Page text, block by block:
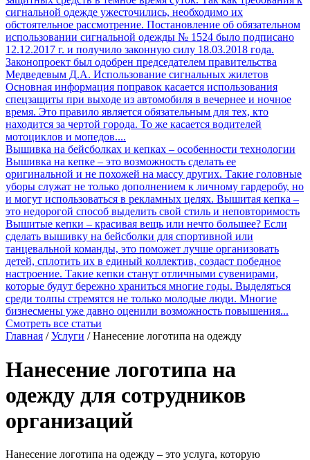
сигнальной одежде ужесточились, необходимо их
обстоятельное рассмотрение. Постановление об обязательном
использовании сигнальной одежды № 1524 было подписано
12.12.2017 г. и получило законную силу 18.03.2018 года.
Законопроект был одобрен председателем правительства
Медведевым Д.А. Использование сигнальных жилетов
Основная информация поправок касается использования
спецзащиты при выходе из автомобиля в вечернее и ночное
время. Это правило является обязательным для тех, кто
находится за чертой города. То же касается водителей
мотоциклов и мопедов....
Вышивка на бейсболках и кепках – особенности технологии
Вышивка на кепке – это возможность сделать ее
оригинальной и не похожей на массу других. Такие головные
уборы служат не только дополнением к личному гардеробу, но
и могут использоваться в рекламных целях. Вышитая кепка –
это недорогой способ выделить свой стиль и неповторимость
Вышитые кепки – красивая вещь или нечто большее? Если
сделать вышивку на бейсболки для спортивной или
танцевальной команды, это поможет лучше организовать
детей, сплотить их в единый коллектив, создаст победное
настроение. Такие кепки станут отличными сувенирами,
которые будут бережно храниться многие годы. Выделяться
среди толпы стремятся не только молодые люди. Многие
бизнесмены уже давно оценили возможность повышения...
Смотреть все статьи
Главная /Услуги /Нанесение логотипа на одежду
Нанесение логотипа на
одежду для сотрудников
организаций
Нанесение логотипа на одежду – это услуга, которую